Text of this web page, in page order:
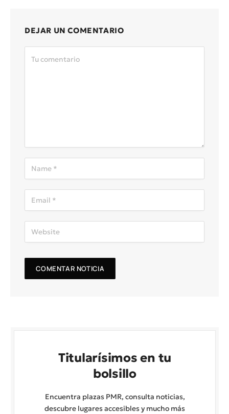
DEJAR UN COMENTARIO
Titularísimos en tu
bolsillo
Encuentra plazas PMR, consulta noticias,
descubre lugares accesibles y mucho más